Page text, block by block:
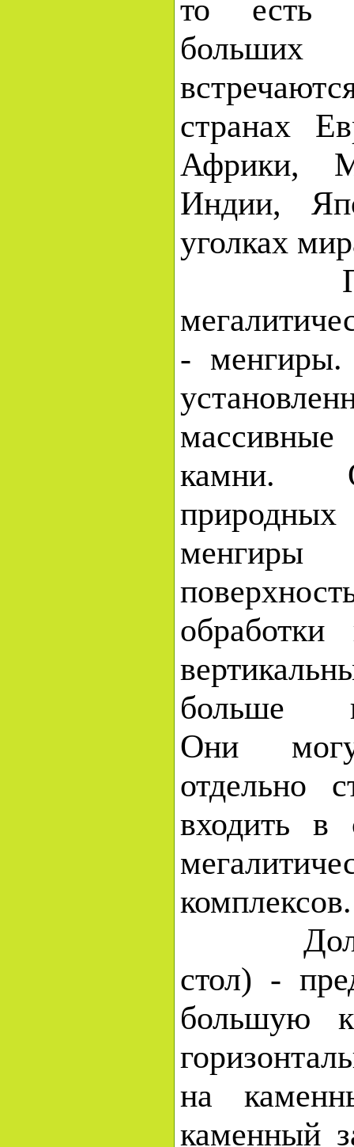
то есть
странах
Африки,
Индии,
уголках
- менгиры.
камни.
больше
Они
отдельно
входить в
стол) -
большую
на
каменный